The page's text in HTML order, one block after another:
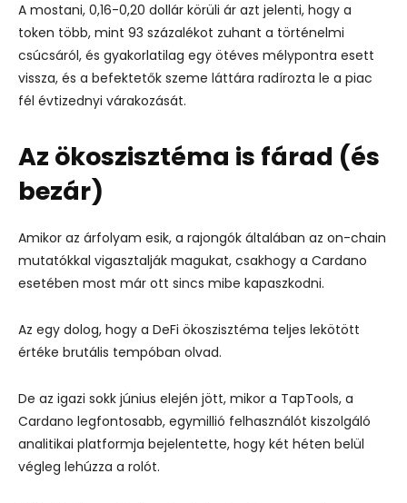
A mostani, 0,16-0,20 dollár körüli ár azt jelenti, hogy a
token több, mint 93 százalékot zuhant a történelmi
csúcsáról, és gyakorlatilag egy ötéves mélypontra esett
vissza, és a befektetők szeme láttára radírozta le a piac
fél évtizednyi várakozását.
Az ökoszisztéma is fárad (és
bezár)
Amikor az árfolyam esik, a rajongók általában az on-chain
mutatókkal vigasztalják magukat, csakhogy a Cardano
esetében most már ott sincs mibe kapaszkodni.
Az egy dolog, hogy a DeFi ökoszisztéma teljes lekötött
értéke brutális tempóban olvad.
De az igazi sokk június elején jött, mikor a TapTools, a
Cardano legfontosabb, egymillió felhasználót kiszolgáló
analitikai platformja bejelentette, hogy két héten belül
végleg lehúzza a rolót.